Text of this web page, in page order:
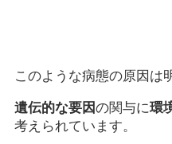
このような病態の原因は
遺伝的な要因の関与に環
考えられています。